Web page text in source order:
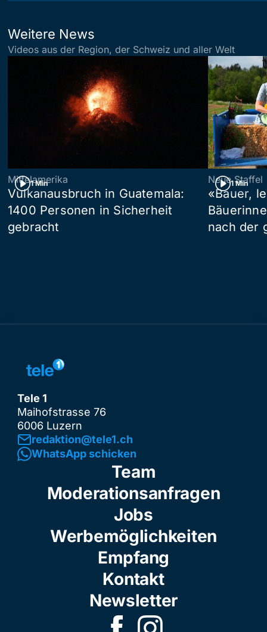
Weitere News
Videos aus der Region, der Schweiz und aller Welt
1 Min
Mittelamerika
Vulkanausbruch in Guatemala:
1400 Personen in Sicherheit
gebracht
1 Min
Neue Staffel
«Bauer,
nach der
Tele 1
Maihofstrasse 76
6006 Luzern
redaktion@tele1.ch
WhatsApp schicken
Team
Moderationsanfragen
Jobs
Werbemöglichkeiten
Empfang
Kontakt
Newsletter